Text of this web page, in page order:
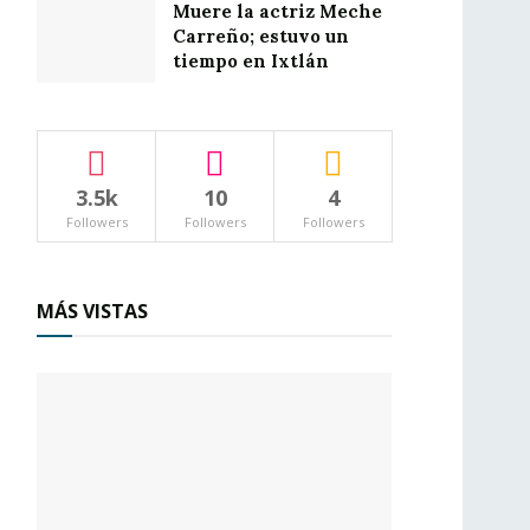
Muere la actriz Meche
Carreño; estuvo un
tiempo en Ixtlán
3.5k
Followers
10
Followers
4
Followers
MÁS VISTAS